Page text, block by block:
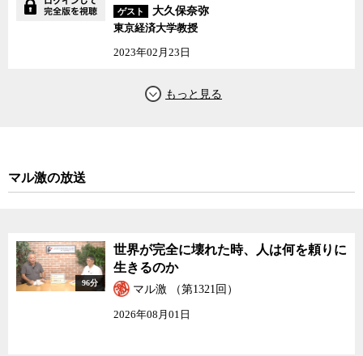
ゲスト
大久保奈弥
東京経済大学教授
2023年02月23日
マル激の放送
96分
世界が完全に壊れた時、人は何を頼りに
生きるのか
マル激 （第1321回）
2026年08月01日